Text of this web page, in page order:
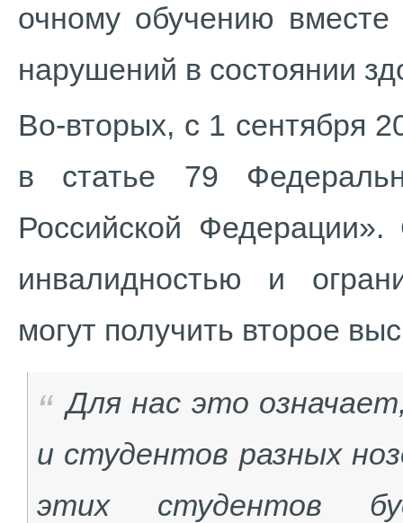
очному обучению вместе
нарушений в состоянии
Во-вторых, с 1 сентября
в статье 79
Российской
инвалидностью и
могут получить второе
Для нас это
и студентов разных
этих студентов